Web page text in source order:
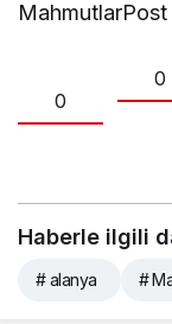
MahmutlarPost
0
0
Haberle ilgili
# alanya #